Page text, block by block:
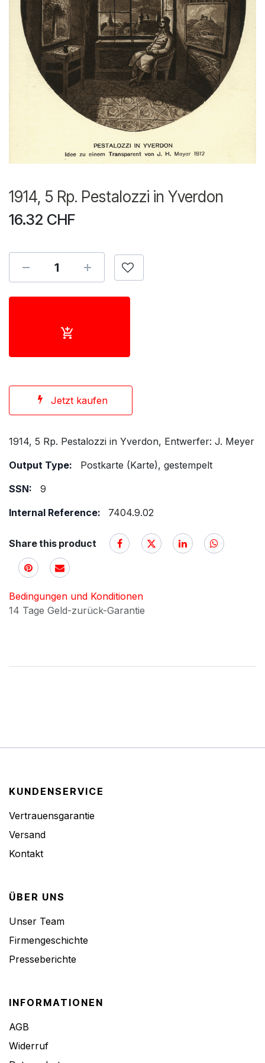
1914, 5 Rp. Pestalozzi in Yverdon
16.32 CHF
Jetzt kaufen
1914, 5 Rp. Pestalozzi in Yverdon, Entwerfer: J. Meyer
Output Type:
Postkarte (Karte), gestempelt
SSN:
9
Internal Reference:
7404.9.02
Share this product
Bedingungen und Konditionen
14 Tage Geld-zurück-Garantie
KUNDENSERVICE
Vertrauensgarantie
Versand
Kontakt
ÜBER UNS
Unser Team
Firmengeschichte
Presseberichte
INFORMATIONEN
AGB
Widerruf